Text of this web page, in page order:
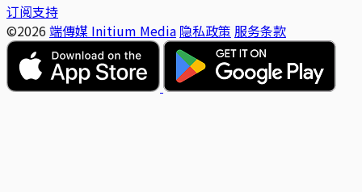
订阅支持
©2026 端傳媒 Initium Media 隐私政策 服务条款